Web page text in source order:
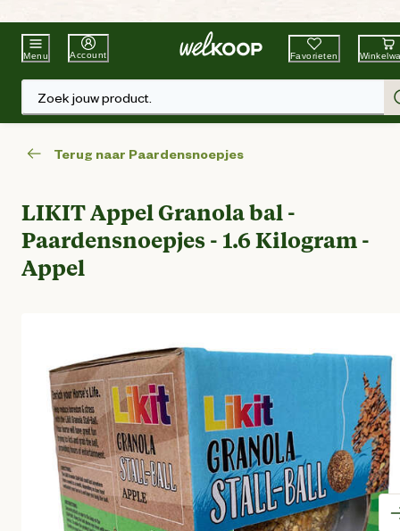
Beste WinkelketenTuin & Dier
Menu Account Favorieten
Zoek jouw product.
Terug naar Paardensnoepjes
LIKIT Appel Granola bal -
Paardensnoepjes - 1.6 Kilogram -
Appel